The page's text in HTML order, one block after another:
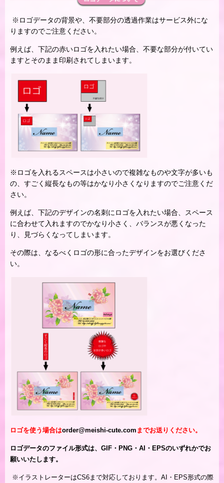
※ロゴデータの背景や、不要部分の透過作業はサービス外にな
りますのでご注意ください。
例えば、下記の赤いロゴを入れたい場合、不要な部分が付いてい
ますとそのまま印刷されてしまいます。
※ロゴを入れるスペースは小さいので複雑なものや文字が多いも
の、すごく縦長なもの等はかなり小さくなりますのでご注意くだ
さい。
例えば、下記のデザインの名刺にロゴを入れたい場合、スペース
に合わせて入れますのでかなり小さく、バランスが悪くなった
り、見づらくなってしまいます。
その際は、なるべくロゴの形に合ったデザインをお選びくださ
い。
ロゴを使う場合はorder@meishi-cute.com までお送りください。
ロゴデータのファイル形式は、GIF・PNG・AI・EPSのいずれかでお
願いいたします。
※ イラストレーターはCS6まで対応しております。AI・EPS形式の際